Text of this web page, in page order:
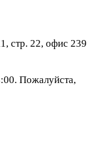
стр. 22, офис 239
Пожалуйста,